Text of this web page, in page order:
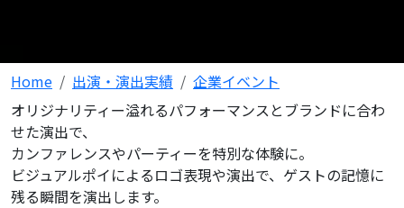
Home 出演・演出実績
企業イベント
オリジナリティー溢れるパフォーマンスとブランドに合わ
せた演出で、
カンファレンスやパーティーを特別な体験に。
ビジュアルポイによるロゴ表現や演出で、ゲストの記憶に
残る瞬間を演出します。